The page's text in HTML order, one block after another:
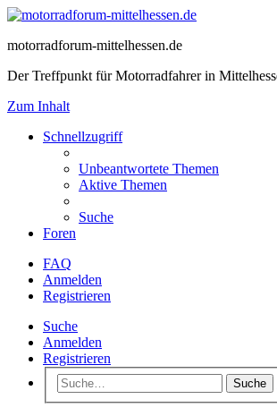
motorradforum-mittelhessen.de
Der Treffpunkt für Motorradfahrer in
Zum Inhalt
Schnellzugriff
Unbeantwortete Themen
Aktive Themen
Suche
Foren
FAQ
Anmelden
Registrieren
Suche
Anmelden
Registrieren
Suche